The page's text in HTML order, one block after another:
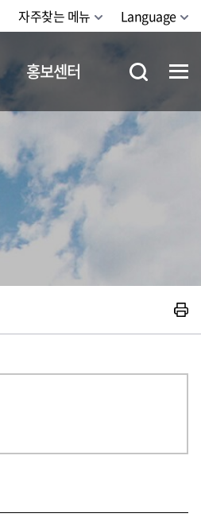
자주찾는 메뉴 Language
홍보센터